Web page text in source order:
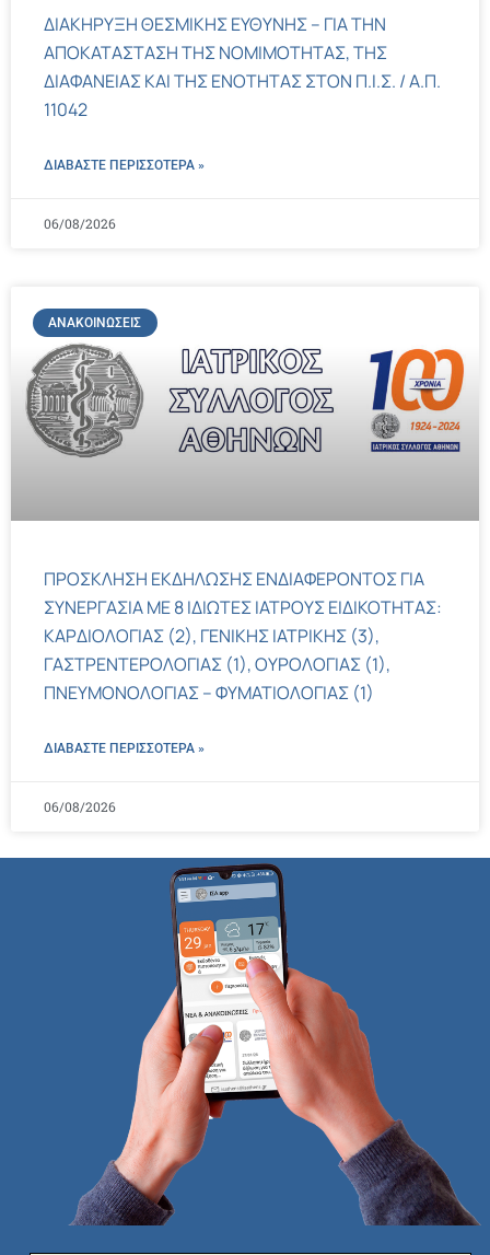
ΔΙΑΚΗΡΥΞΗ ΘΕΣΜΙΚΗΣ ΕΥΘΥΝΗΣ – ΓΙΑ ΤΗΝ
ΑΠΟΚΑΤΑΣΤΑΣΗ ΤΗΣ ΝΟΜΙΜΟΤΗΤΑΣ, ΤΗΣ
ΔΙΑΦΑΝΕΙΑΣ ΚΑΙ ΤΗΣ ΕΝΟΤΗΤΑΣ ΣΤΟΝ Π.Ι.Σ. / Α.Π.
11042
ΔΙΑΒΑΣΤΕ ΠΕΡΙΣΣΌΤΕΡΑ »
06/08/2026
ΑΝΑΚΟΙΝΏΣΕΙΣ
ΠΡΟΣΚΛΗΣΗ ΕΚΔΗΛΩΣΗΣ ΕΝΔΙΑΦΕΡΟΝΤΟΣ ΓΙΑ
ΣΥΝΕΡΓΑΣΙΑ ΜΕ 8 ΙΔΙΩΤΕΣ ΙΑΤΡΟΥΣ ΕΙΔΙΚΟΤΗΤΑΣ:
ΚΑΡΔΙΟΛΟΓΙΑΣ (2), ΓΕΝΙΚΗΣ ΙΑΤΡΙΚΗΣ (3),
ΓΑΣΤΡΕΝΤΕΡΟΛΟΓΙΑΣ (1), ΟΥΡΟΛΟΓΙΑΣ (1),
ΠΝΕΥΜΟΝΟΛΟΓΙΑΣ – ΦΥΜΑΤΙΟΛΟΓΙΑΣ (1)
ΔΙΑΒΑΣΤΕ ΠΕΡΙΣΣΌΤΕΡΑ »
06/08/2026